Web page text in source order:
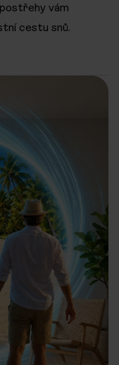
vám
cestu snů.